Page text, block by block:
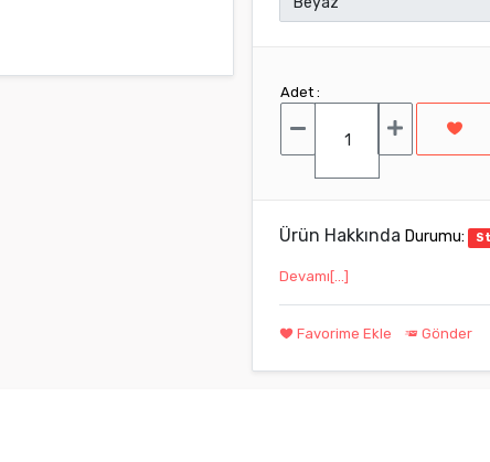
Adet :
Ürün Hakkında Durumu:
Devamı[...]
Favorime Ekle Gönder